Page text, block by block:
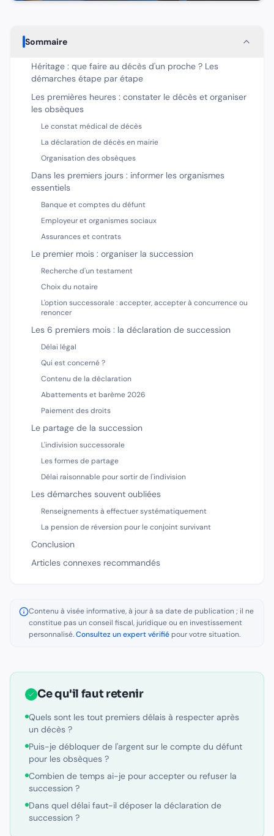
Sommaire
Héritage : que faire au décès d'un proche ? Les
démarches étape par étape
Les premières heures : constater le décès et organiser
les obsèques
Le constat médical de décès
La déclaration de décès en mairie
Organisation des obsèques
Dans les premiers jours : informer les organismes
essentiels
Banque et comptes du défunt
Employeur et organismes sociaux
Assurances et contrats
Le premier mois : organiser la succession
Recherche d'un testament
Choix du notaire
L'option successorale : accepter, accepter à concurrence ou
renoncer
Les 6 premiers mois : la déclaration de succession
Délai légal
Qui est concerné ?
Contenu de la déclaration
Abattements et barème 2026
Paiement des droits
Le partage de la succession
L'indivision successorale
Les formes de partage
Délai raisonnable pour sortir de l'indivision
Les démarches souvent oubliées
Renseignements à effectuer systématiquement
La pension de réversion pour le conjoint survivant
Conclusion
Articles connexes recommandés
Contenu à visée informative, à jour à sa date de publication ; il ne
constitue pas un conseil fiscal, juridique ou en investissement
personnalisé.Consultez un expert vérifiépour votre situation.
Ce qu'il faut retenir
Quels sont les tout premiers délais à respecter après
un décès ?
Puis-je débloquer de l'argent sur le compte du défunt
pour les obsèques ?
Combien de temps ai-je pour accepter ou refuser la
succession ?
Dans quel délai faut-il déposer la déclaration de
succession ?